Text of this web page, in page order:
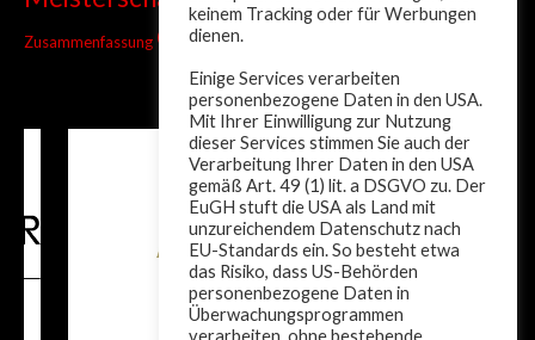
Zusammenfassung ÖM Österreich
keinem Tracking oder für Werbungen
dienen.
Einige Services verarbeiten
personenbezogene Daten in den USA.
Mit Ihrer Einwilligung zur Nutzung
dieser Services stimmen Sie auch der
Verarbeitung Ihrer Daten in den USA
gemäß Art. 49 (1) lit. a DSGVO zu. Der
EuGH stuft die USA als Land mit
unzureichendem Datenschutz nach
EU-Standards ein. So besteht etwa
das Risiko, dass US-Behörden
personenbezogene Daten in
Überwachungsprogrammen
verarbeiten, ohne bestehende